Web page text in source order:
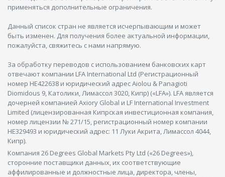
применяться дополнительные ограничения.
Данный список стран не является исчерпывающим и может
быть изменен. Для получения более актуальной информации,
пожалуйста, свяжитесь с нами напрямую.
За обработку переводов с использованием банковских карт
отвечают компании LFA International Ltd (Регистрационный
номер HE422638 и юридический адрес Aiolou & Panagioti
Diomidous 9, Католики, Лимассол 3020, Кипр) («LFA»). LFA является
дочерней компанией Axiory Global и LF International Investment
Limited (лицензированная Кипрская инвестиционная компания,
номер лицензии № 271/15, регистрационный номер компании
HE329493 и юридический адрес: 11 Луки Акрита, Лимассол 4044,
Кипр).
Компания 26 Degrees Global Markets Pty Ltd («26 Degrees»),
сторонние поставщики данных, их соответствующие
аффилированные и должностные лица, директора, члены,